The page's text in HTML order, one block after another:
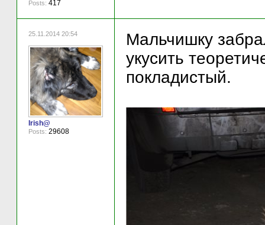
Posts: 417
25.11.2014 20:54
Irish@
Posts: 29608
Мальчишку
укусить
покладистый.